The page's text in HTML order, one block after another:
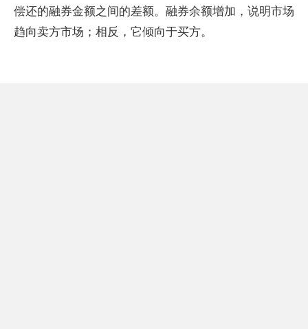
偿还的融券金额之间的差额。融券余额增加，说明市场
趋向卖方市场；相反，它倾向于买方。